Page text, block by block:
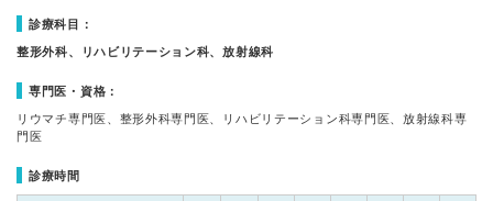
診療科目：
整形外科、リハビリテーション科、放射線科
専門医・資格：
リウマチ専門医、整形外科専門医、リハビリテーション科専門医、放射線科専
門医
診療時間